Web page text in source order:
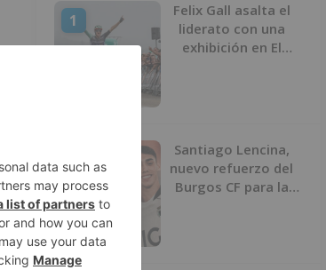
1
Felix Gall asalta el
liderato con una
exhibición en El
2
Santiago Lencina,
nuevo refuerzo del
Burgos CF para la